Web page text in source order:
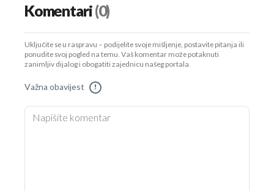
Komentari(0)
Uključite se u raspravu – podijelite svoje mišljenje, postavite pitanja ili
ponudite svoj pogled na temu. Vaš komentar može potaknuti
zanimljiv dijalog i obogatiti zajednicu našeg portala.
Važna obavijest !